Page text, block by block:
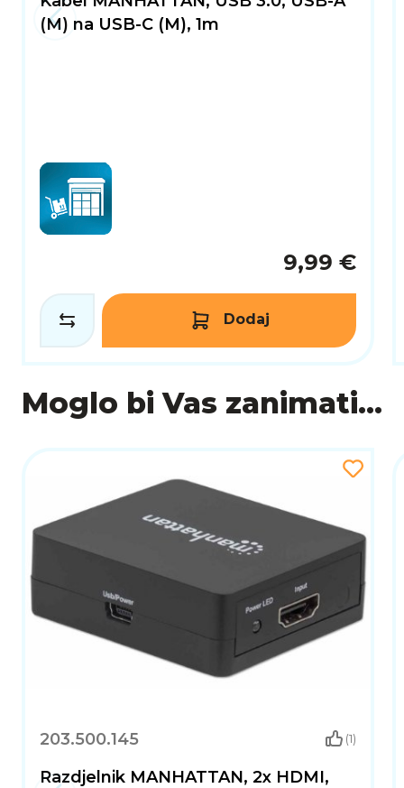
(M) na USB-C (M), 1m
9,99 €
Dodaj
Moglo bi Vas zanimati...
203.500.145 (1)
Razdjelnik MANHATTAN, 2x HDMI,